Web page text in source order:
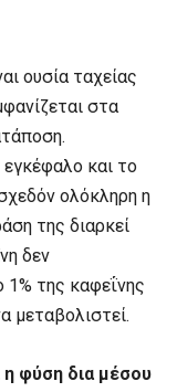
ουσία ταχείας
στα
εγκέφαλο και το
ολόκληρη η
της διαρκεί
δεν
της καφεΐνης
μεταβολιστεί.
φύση δια μέσου